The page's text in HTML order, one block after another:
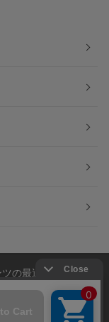
方針
の最適な提供、ト
しています。
用に同意したことも